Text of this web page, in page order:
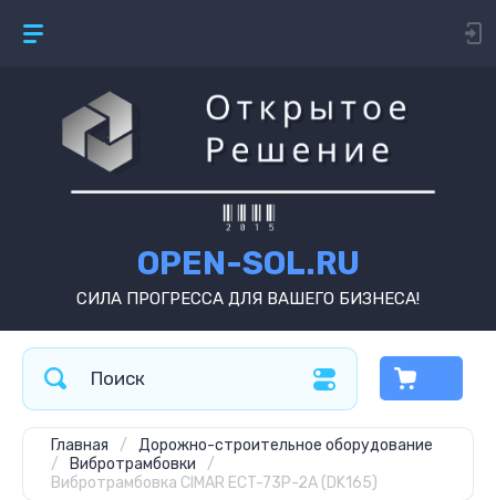
OPEN-SOL.RU
СИЛА ПРОГРЕССА ДЛЯ ВАШЕГО БИЗНЕСА!
Главная /
Дорожно-строительное оборудование
/
Вибротрамбовки
/
Вибротрамбовка CIMAR ECT-73P-2A (DK165)